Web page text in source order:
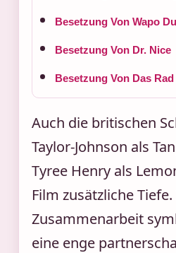
Besetzung Von Wapo
Besetzung Von Dr. Nice
Besetzung Von Das
Auch die britischen
Taylor-Johnson als
Tyree Henry als
Film zusätzliche
Zusammenarbeit
eine enge